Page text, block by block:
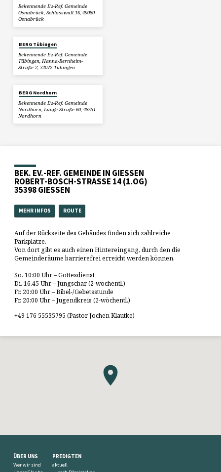
Bekennende Ev.-Ref. Gemeinde
Osnabrück, Schlosswall 16, 49080
Osnabrück
BERG Tübingen
Bekennende Ev.-Ref. Gemeinde
Tübingen, Hanna-Bernheim-
Straße 2, 72072 Tübingen
BERG Nordhorn
Bekennende Ev.-Ref. Gemeinde
Nordhorn, Lange Straße 60, 48531
Nordhorn
BEK. EV.-REF. GEMEINDE IN GIESSEN
ROBERT-BOSCH-STRASSE 14 (1.OG)
35398 GIESSEN
MEHR INFOS ROUTE
Auf der Rückseite des Gebäudes finden sich zahlreiche
Parkplätze.
Von dort gibt es auch einen Hintereingang, durch den die
Gemeinderäume barrierefrei erreicht werden können.
So. 10:00 Uhr – Gottesdienst
Di. 16.45 Uhr – Jungschar (2-wöchentl.)
Fr. 20:00 Uhr – Bibel-/Gebetsstunde
Fr. 20:00 Uhr – Jugendkreis (2-wöchentl.)
+49 176 55535795 (Pastor Jochen Klautke)
ÜBER UNS
Wer wir sind
PREDIGTEN
aktuell